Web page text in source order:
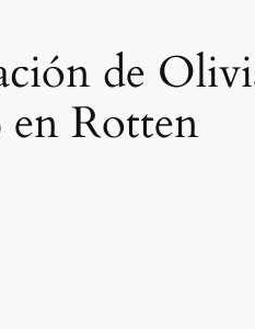
de
en Rotten